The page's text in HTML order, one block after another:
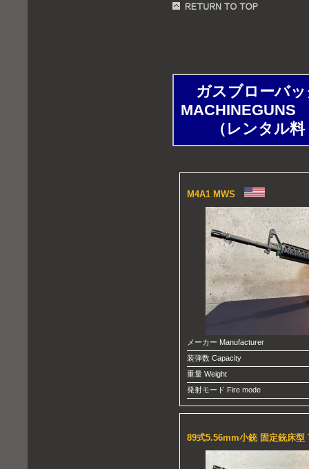
ガスブローバッ
MACHINEGUNS
（レンタル料
M4A1 MWS
メーカー Manufacturer
装弾数 Capacity
重量 Weight
発射モード Fire mode
89式5.56mm小銃 固定銃床型